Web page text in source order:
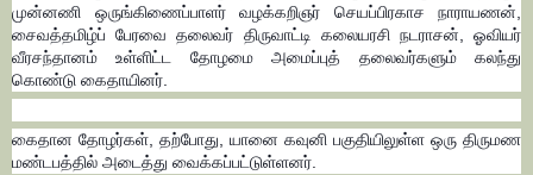
முன்னணி ஒருங்கிணைப்பாளர் வழக்கறிஞர் செயப்பிரகாச நாராயணன்,
சைவத்தமிழ்ப் பேரவை தலைவர் திருவாட்டி கலையரசி நடராசன், ஓவியர்
வீரசந்தானம் உள்ளிட்ட தோழமை அமைப்புத் தலைவர்களும் கலந்து
கொண்டு கைதாயினர்.
கைதான தோழர்கள், தற்போது, யானை கவுனி பகுதியிலுள்ள ஒரு திருமண
மண்டபத்தில் அடைத்து வைக்கப்பட்டுள்ளனர்.